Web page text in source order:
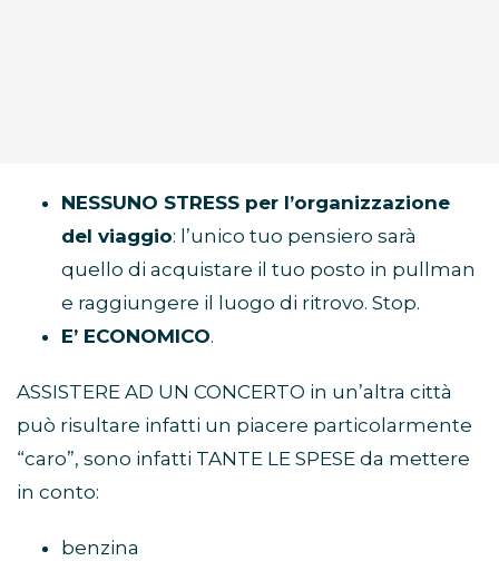
NESSUNO STRESS per l’organizzazione
del viaggio: l’unico tuo pensiero sarà
quello di acquistare il tuo posto in pullman
e raggiungere il luogo di ritrovo. Stop.
E’ ECONOMICO.
ASSISTERE AD UN CONCERTO in un’altra città
può risultare infatti un piacere particolarmente
“caro”, sono infatti TANTE LE SPESE da mettere
in conto:
benzina